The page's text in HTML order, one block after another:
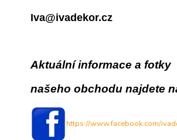
Iva@ivadekor.cz
Aktuální informace a fotky
našeho obchodu najdete
https://www.facebook.com/